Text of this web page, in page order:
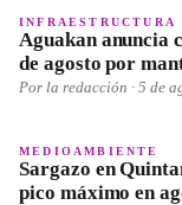
INFRAESTRUCTURA
Aguakan anuncia
de agosto por
Por la redacción · 5 de
MEDIOAMBIENTE
Sargazo en
pico máximo en